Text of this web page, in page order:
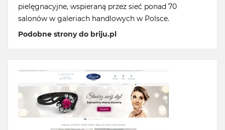
pielęgnacyjne, wspieraną przez sieć ponad 70
salonów w galeriach handlowych w Polsce.
Podobne strony do briju.pl